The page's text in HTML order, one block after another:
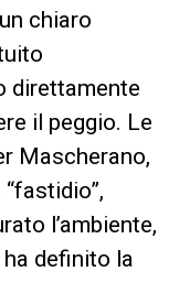
chiaro
direttamente
il peggio. Le
Mascherano,
l’ambiente,
definito la